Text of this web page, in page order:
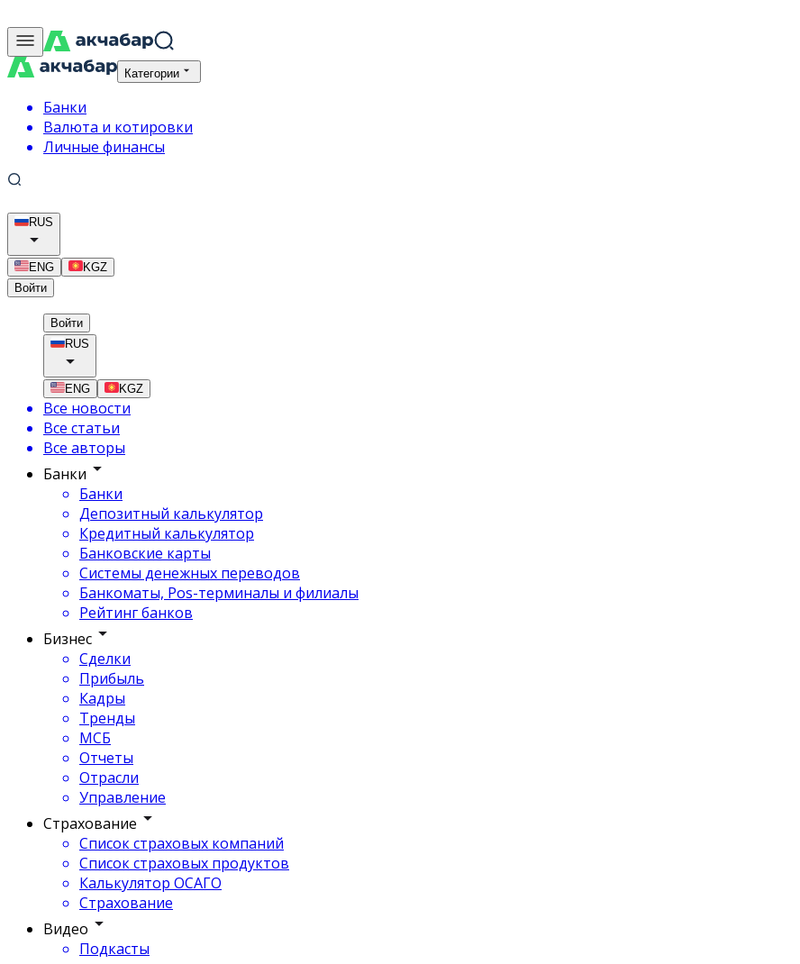
Категории
Банки
Валюта и котировки
Личные финансы
RUS
ENG
KGZ
Войти
Войти
RUS
ENG KGZ
Все новости
Все статьи
Все авторы
Банки
Банки
Депозитный калькулятор
Кредитный калькулятор
Банковские карты
Системы денежных переводов
Банкоматы, Pos-терминалы и филиалы
Рейтинг банков
Бизнес
Сделки
Прибыль
Кадры
Тренды
МСБ
Отчеты
Отрасли
Управление
Страхование
Список страховых компаний
Список страховых продуктов
Калькулятор ОСАГО
Страхование
Видео
Подкасты